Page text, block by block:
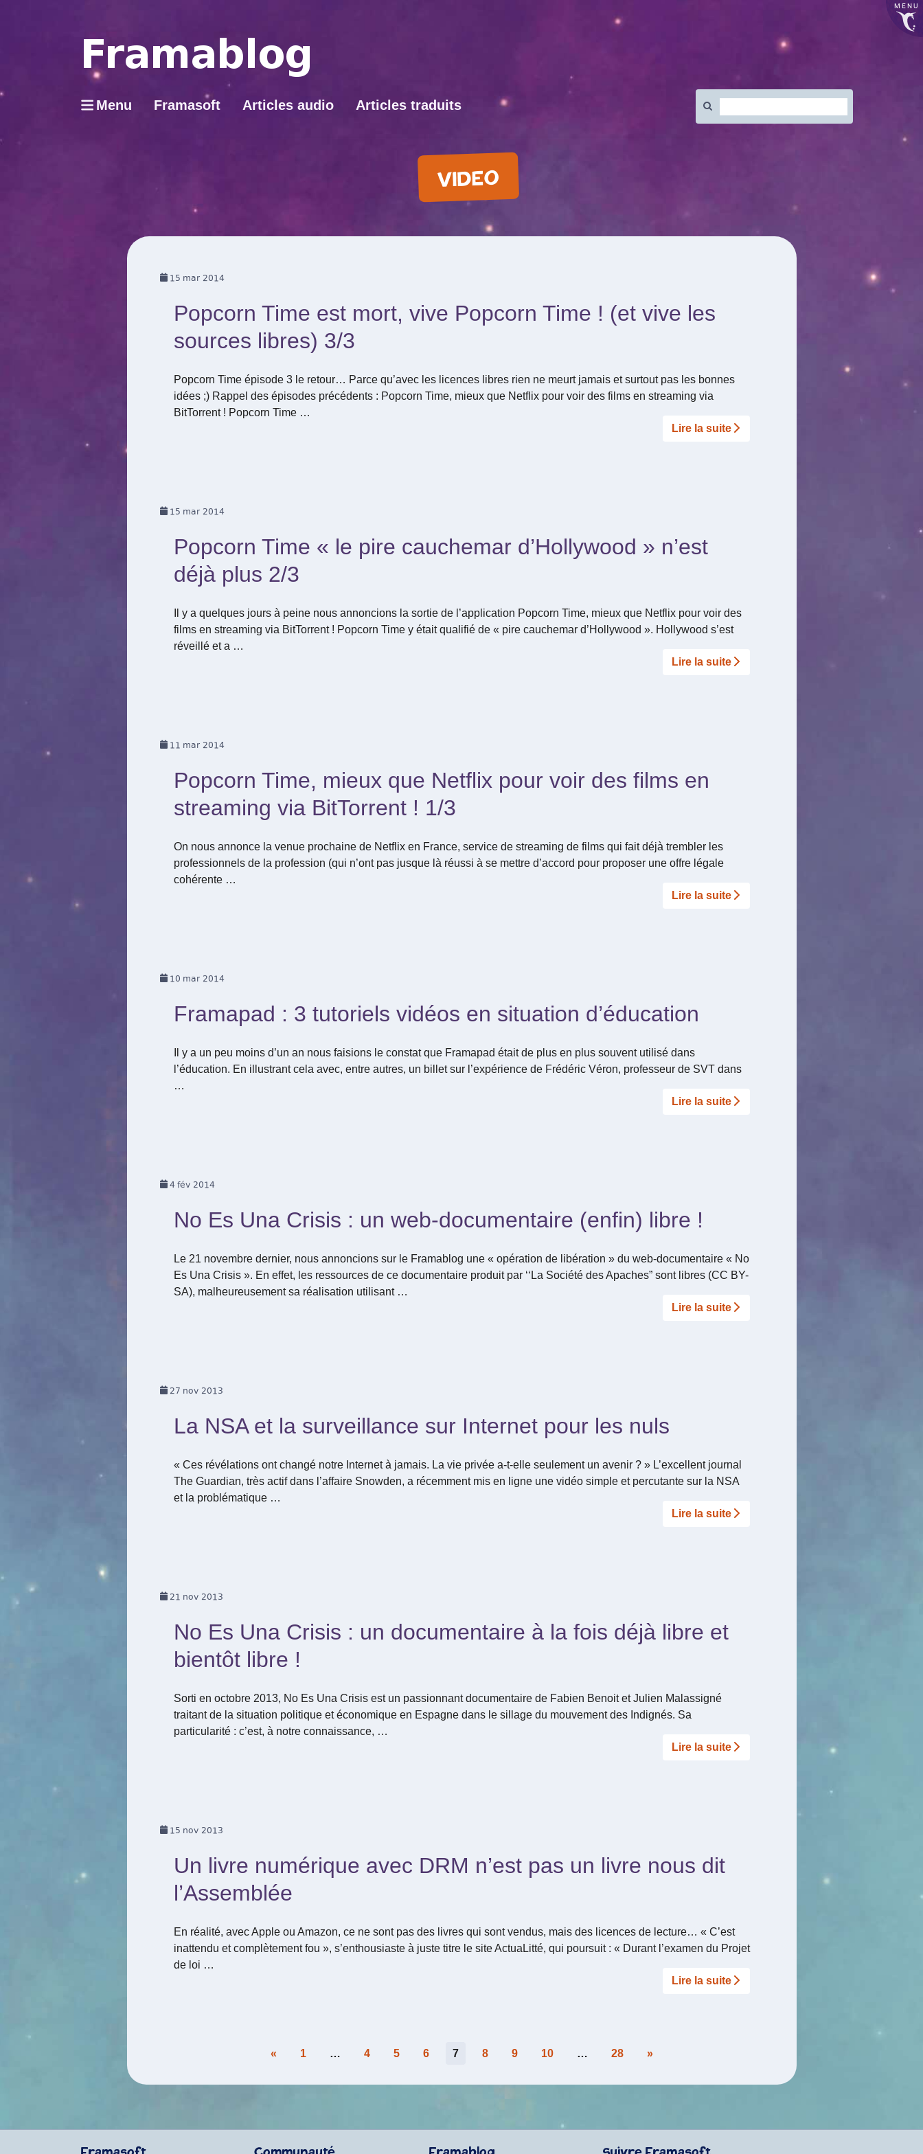
MENU
Menu Framasoft Articles audio Articles traduits
:
VIDEO
15 mar 2014
Popcorn Time est mort, vive Popcorn Time ! (et vive les
sources libres) 3/3
Popcorn Time épisode 3 le retour… Parce qu’avec les licences libres rien ne meurt jamais et surtout pas les bonnes
idées ;) Rappel des épisodes précédents : Popcorn Time, mieux que Netflix pour voir des films en streaming via
BitTorrent ! Popcorn Time …
Lire la suite­­
15 mar 2014
Popcorn Time « le pire cauchemar d’Hollywood » n’est
déjà plus 2/3
Il y a quelques jours à peine nous annoncions la sortie de l’application Popcorn Time, mieux que Netflix pour voir des
films en streaming via BitTorrent ! Popcorn Time y était qualifié de « pire cauchemar d’Hollywood ». Hollywood s’est
réveillé et a …
Lire la suite­­
11 mar 2014
Popcorn Time, mieux que Netflix pour voir des films en
streaming via BitTorrent ! 1/3
On nous annonce la venue prochaine de Netflix en France, service de streaming de films qui fait déjà trembler les
professionnels de la profession (qui n’ont pas jusque là réussi à se mettre d’accord pour proposer une offre légale
cohérente …
Lire la suite­­
10 mar 2014
Framapad : 3 tutoriels vidéos en situation d’éducation
Il y a un peu moins d’un an nous faisions le constat que Framapad était de plus en plus souvent utilisé dans
l’éducation. En illustrant cela avec, entre autres, un billet sur l’expérience de Frédéric Véron, professeur de SVT dans
…
Lire la suite­­
4fév 2014
No Es Una Crisis : un web-documentaire (enfin) libre !
Le 21 novembre dernier, nous annoncions sur le Framablog une « opération de libération » du web-documentaire « No
Es Una Crisis ». En effet, les ressources de ce documentaire produit par ‘‘La Société des Apaches” sont libres (CC BY-
SA), malheureusement sa réalisation utilisant …
Lire la suite­­
27 nov 2013
La NSA et la surveillance sur Internet pour les nuls
« Ces révélations ont changé notre Internet à jamais. La vie privée a-t-elle seulement un avenir ? » L’excellent journal
The Guardian, très actif dans l’affaire Snowden, a récemment mis en ligne une vidéo simple et percutante sur la NSA
et la problématique …
Lire la suite­­
21 nov 2013
No Es Una Crisis : un documentaire à la fois déjà libre et
bientôt libre !
Sorti en octobre 2013, No Es Una Crisis est un passionnant documentaire de Fabien Benoit et Julien Malassigné
traitant de la situation politique et économique en Espagne dans le sillage du mouvement des Indignés. Sa
particularité : c’est, à notre connaissance, …
Lire la suite­­
15 nov 2013
Un livre numérique avec DRM n’est pas un livre nous dit
l’Assemblée
En réalité, avec Apple ou Amazon, ce ne sont pas des livres qui sont vendus, mais des licences de lecture… « C’est
inattendu et complètement fou », s’enthousiaste à juste titre le site ActuaLitté, qui poursuit : « Durant l’examen du Projet
de loi …
Lire la suite­­
des
« 1 … 4 5 6 7 8 9 10 … 28 »